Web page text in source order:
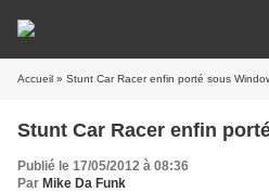
Accueil » Stunt Car Racer enfin porté sous
Stunt Car Racer enfin
Publié le 17/05/2012 à 08:36
Par Mike Da Funk